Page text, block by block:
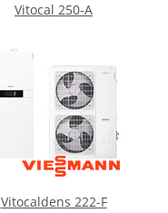
Vitocal 250-A
Vitocaldens 222-F